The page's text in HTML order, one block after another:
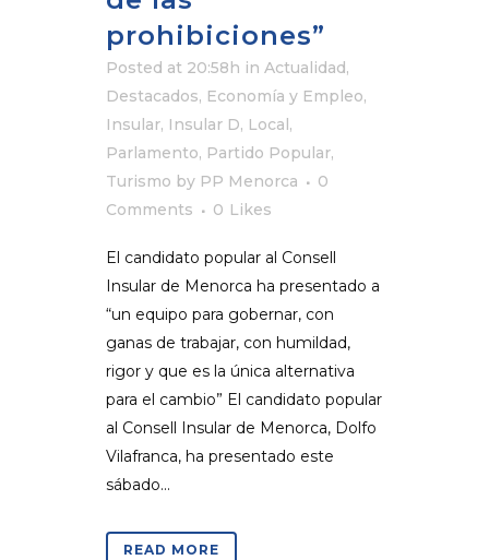
prohibiciones”
Posted at 20:58h in Actualidad,
Destacados, Economía y Empleo,
Insular, Insular D, Local,
Parlamento, Partido Popular,
Turismo by PP Menorca
0
Comments
0 Likes
El candidato popular al Consell
Insular de Menorca ha presentado a
“un equipo para gobernar, con
ganas de trabajar, con humildad,
rigor y que es la única alternativa
para el cambio” El candidato popular
al Consell Insular de Menorca, Dolfo
Vilafranca, ha presentado este
sábado...
READ MORE